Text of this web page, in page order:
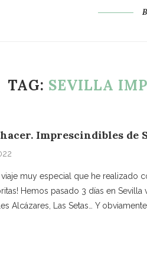
TAG: SEVILLA
Imprescindibles de
muy especial que he realizado
Hemos pasado 3 días en
Alcázares, Las Setas… Y